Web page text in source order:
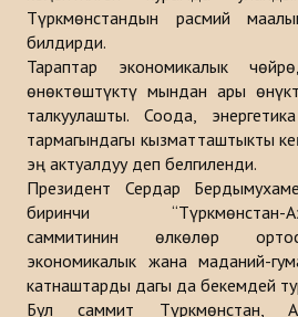
Баяндамалар
Китептер
Түрк дүйнөсүн стратегиялык
ДОЛБООРЛОР
БАЙЛАНЫШ
Түркмөнстандын расмий
билдирди.
Тараптар экономикалык
өнөктөштүктү мындан ары
талкуулашты. Соода,
тармагындагы кызматташтыкты
эң актуалдуу деп белгиленди.
Президент Сердар
биринчи “Түркмөнстан-
саммитинин өлкөлөр
экономикалык жана маданий-
катнаштарды дагы да бекемдей
Бул саммит Түркмөнстан,